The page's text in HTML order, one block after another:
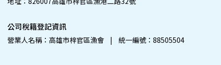
公司稅籍登記資訊
營業人名稱：高雄市梓官區漁會    |    統一編號：88505504